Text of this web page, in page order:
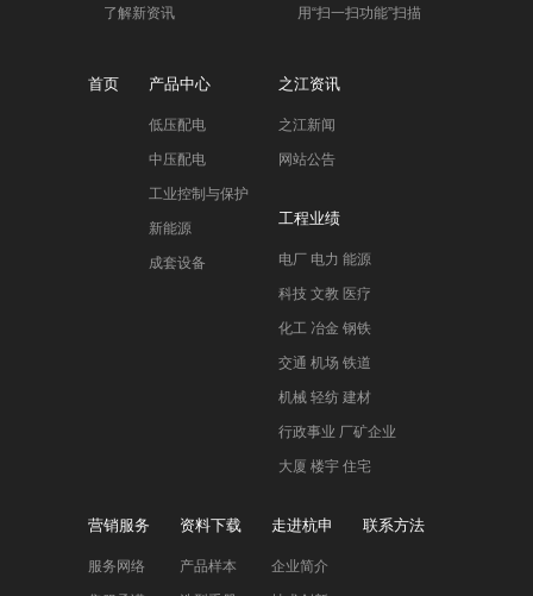
了解新资讯 用“扫一扫功能”扫描
首页 产品中心
低压配电
中压配电
工业控制与保护
新能源
成套设备
之江资讯
之江新闻
网站公告
工程业绩
电厂 电力 能源
科技 文教 医疗
化工 冶金 钢铁
交通 机场 铁道
机械 轻纺 建材
行政事业 厂矿企业
大厦 楼宇 住宅
营销服务
服务网络
资料下载
产品样本
走进杭申
企业简介
联系方法